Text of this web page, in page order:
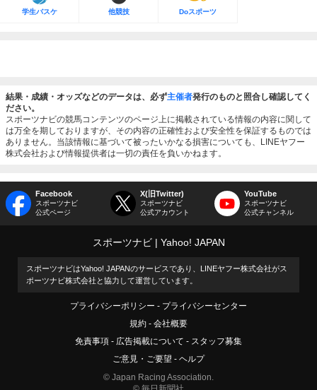
学生バスケ 他競技 Doスポーツ
結果・成績・オッズなどのデータは、必ず主催者発行のものと照合し確認してく
ださい。
スポーツナビの競馬コンテンツのページ上に掲載されている情報の内容に関して
は万全を期しておりますが、その内容の正確性および安全性を保証するものでは
ありません。当該情報に基づいて被ったいかなる損害についても、LINEヤフー
株式会社および情報提供者は一切の責任を負いかねます。
Facebook
スポーツナビ
公式ページ
X(旧Twitter)
スポーツナビ
公式アカウント
YouTube
スポーツナビ
公式チャンネル
スポーツナビ Yahoo! JAPAN
スポーツナビはYahoo! JAPANのサービスであり、LINEヤフー株式会社がス
ポーツナビ株式会社と協力して運営しています。
プライバシーポリシー
プライバシーセンター
規約
会社概要
免責事項
広告掲載について
スタッフ募集
ご意見・ご要望
ヘルプ
© Japan Racing Association.